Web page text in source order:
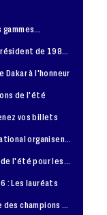
Dakar à l'honneur
de l'été
vos billets
: Les lauréats